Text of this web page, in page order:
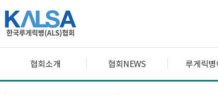
협회소개 협회NEWS 루게릭